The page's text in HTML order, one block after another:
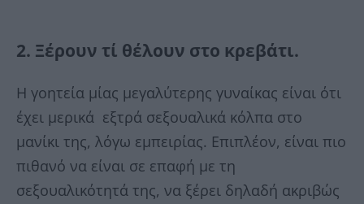
2. Ξέρουν τί θέλουν στο κρεβάτι.
Η γοητεία μίας μεγαλύτερης γυναίκας είναι ότι
έχει μερικά εξτρά σεξουαλικά κόλπα στο
μανίκι της, λόγω εμπειρίας. Επιπλέον, είναι πιο
πιθανό να είναι σε επαφή με τη
σεξουαλικότητά της, να ξέρει δηλαδή ακριβώς